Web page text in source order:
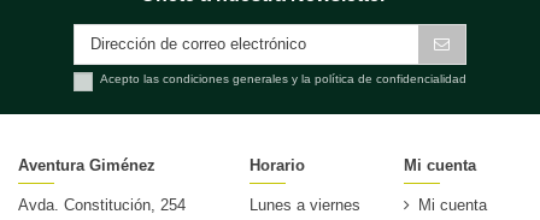
Acepto las condiciones generales y la política de confidencialidad
Aventura Giménez
Avda. Constitución, 254
Horario
Lunes a viernes
Mi cuenta
Mi cuenta